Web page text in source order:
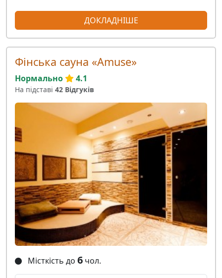
ДОКЛАДНІШЕ
Фінська сауна «Amuse»
Нормально 4.1
На підставі 42 Відгуків
Місткість до 6 чол.